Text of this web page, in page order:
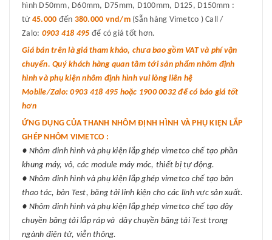
hình D50mm, D60mm, D75mm, D100mm, D125, D150mm :
từ 45.000 đến 380.000 vnd/m(Sẵn hàng Vimetco ) Call /
Zalo: 0903 418 495 để có giá tốt hơn.
Giá bán trên là giá tham khảo, chưa bao gồm VAT và phí vận
chuyển. Quý khách hàng quan tâm tới sản phẩm nhôm định
hình và phụ kiện nhôm định hình vui lòng liên hệ
Mobile/Zalo: 0903 418 495 hoặc 1900 0032 để có báo giá tốt
hơn
ỨNG DỤNG CỦA THANH NHÔM ĐỊNH HÌNH VÀ PHỤ KIỆN LẮP
GHÉP NHÔM VIMETCO :
● Nhôm đinh hình và phụ kiện lắp ghép vimetco chế tạo phần
khung máy, vỏ, các module máy móc, thiết bị tự động.
● Nhôm đinh hình và phụ kiện lắp ghép vimetco chế tạo bàn
thao tác, bàn Test, băng tải linh kiện cho các lĩnh vực sản xuất.
● Nhôm đinh hình và phụ kiện lắp ghép vimetco chế tạo dây
chuyền băng tải lắp ráp và dây chuyền băng tải Test trong
ngành điện tử, viễn thông.